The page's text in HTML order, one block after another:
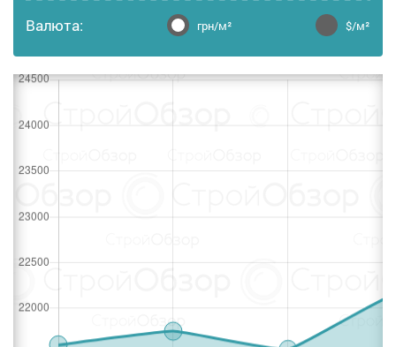
Валюта: грн/м² $/м²